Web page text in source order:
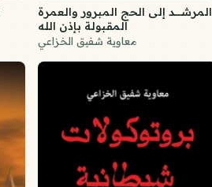
المرشــــد إلى الحج المبرور والعمرة
المقبولة بإذن الله
معاوية شفيق الخزاعي